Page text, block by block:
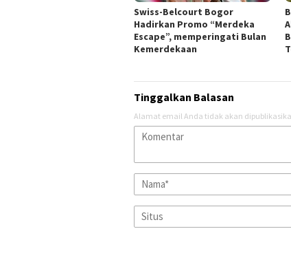
Swiss-Belcourt Bogor
Hadirkan Promo “Merdeka
Escape”, memperingati Bulan
Kemerdekaan
Tinggalkan Balasan
Alamat email Anda tidak akan